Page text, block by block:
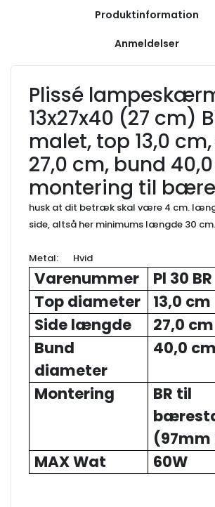
Produktinformation
Anmeldelser
Plissé
13x27x40 (27 cm)
malet, top 13,0
27,0 cm, bund
montering til
husk at dit betræk skal være 4 cm.
side, altså her minimums længde 30 cm.
Metal: Hvid
Varenummer
Pl 30 BR
Top diameter
13,0 cm
Side længde
27,0 cm
Bund
diameter
40,0 cm
Montering
BR til
(97mm
MAX Wat
60W